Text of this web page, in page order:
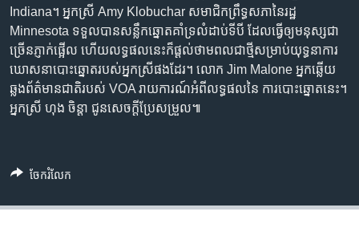
Indiana។ អ្នកស្រី Amy Klobuchar សមាជិក​ព្រឹទ្ធសភា​នៃ​រដ្ឋ
Minnesota ទទួល​បាន​សន្លឹក​ឆ្នោត​គាំទ្រ​លំដាប់​ទី​បី ដែល​ធ្វើ​ឲ្យ​មនុស្ស​ជា
ច្រើន​ភ្ញាក់ផ្អើល ហើយ​លទ្ធផល​នេះ​ក៏​ផ្ដល់​ថាមពល​ជា​ថ្មី​សម្រាប់​យុទ្ធនាការ​
ឃោសនា​បោះឆ្នោត​របស់​អ្នកស្រី​ផង​ដែរ។ លោក Jim Malone អ្នក​ឆ្លើយ
ឆ្លង​ព័ត៌មាន​ជាតិ​របស់ VOA រាយការណ៍​អំពី​លទ្ធផល​នៃ ការ​បោះឆ្នោត​នេះ។
អ្នកស្រី ហុង ចិន្ដា ជូន​សេចក្ដីប្រែសម្រួល៕
ចែករំលែក